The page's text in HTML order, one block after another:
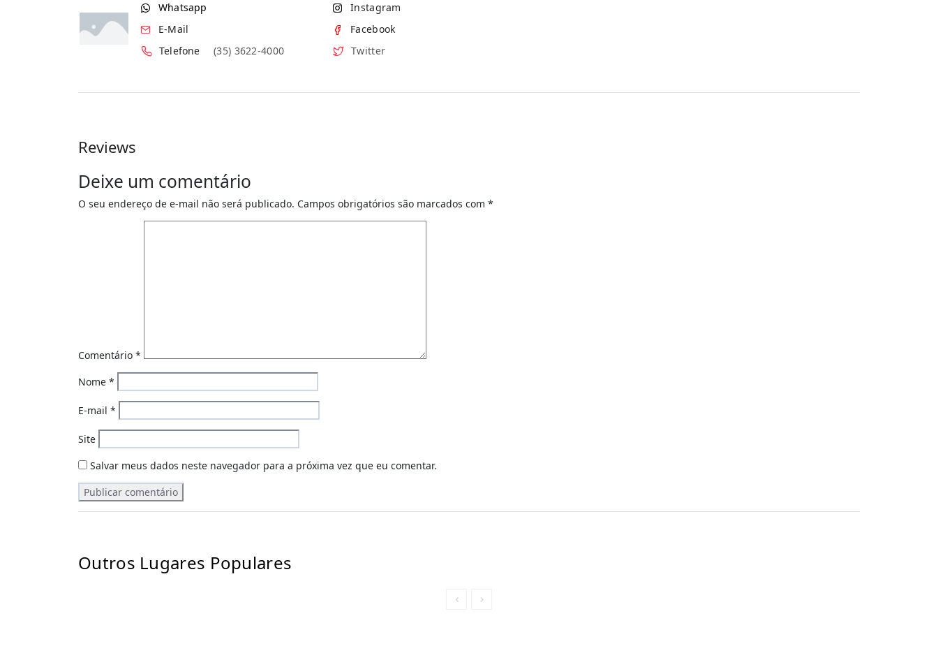
Whatsapp
E-Mail
Telefone
(35) 3622-4000
Instagram
Facebook
Twitter
Reviews
Deixe um comentário
O seu endereço de e-mail não será publicado. Campos obrigatórios são marcados com *
Comentário *
Nome *
E-mail *
Site
Salvar meus dados neste navegador para a próxima vez que eu comentar.
Outros Lugares Populares